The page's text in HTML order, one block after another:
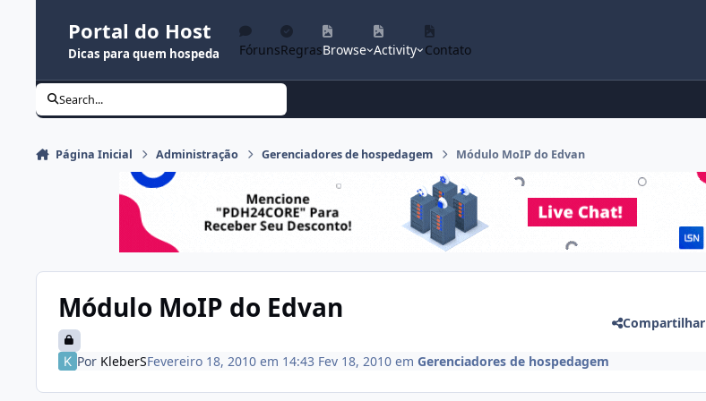
Portal do Host
Dicas para quem hospeda FórunsRegrasBrowse Activity Contato
Search...
Página Inicial Administração Gerenciadores de hospedagem Módulo MoIP do Edvan
Módulo MoIP do Edvan Compartilhar
Por KleberSFevereiro 18, 2010 em 14:43 Fev 18, 2010em Gerenciadores de hospedagem